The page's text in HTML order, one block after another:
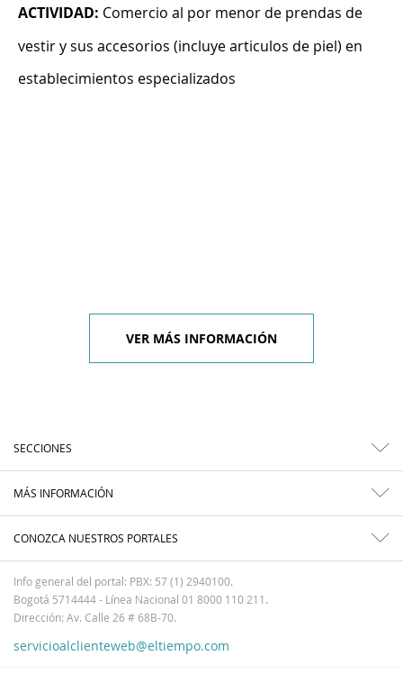
ACTIVIDAD: Comercio al por menor de prendas de
vestir y sus accesorios (incluye articulos de piel) en
establecimientos especializados
VER MÁS INFORMACIÓN
SECCIONES
MÁS INFORMACIÓN
CONOZCA NUESTROS PORTALES
Info general del portal: PBX: 57 (1) 2940100.
Bogotá 5714444 - Línea Nacional 01 8000 110 211.
Dirección: Av. Calle 26 # 68B-70.
servicioalclienteweb@eltiempo.com